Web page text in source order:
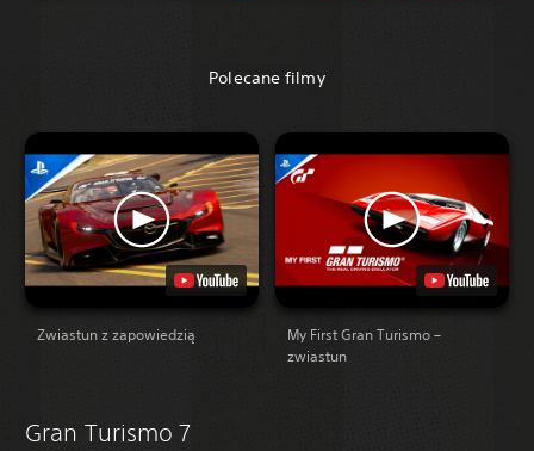
Polecane filmy
Zwiastun z zapowiedzią
My First Gran Turismo –
zwiastun
Gran Turismo 7